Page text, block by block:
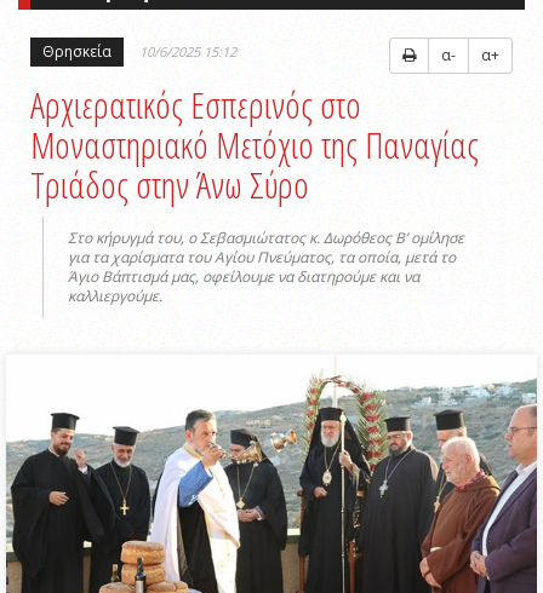
Θρησκεία 10/6/2025 15:12 α- α+
Αρχιερατικός Εσπερινός στο
Μοναστηριακό Μετόχιο της Παναγίας
Τριάδος στην Άνω Σύρο
Στο κήρυγμά του, ο Σεβασμιώτατος κ. Δωρόθεος Β’ ομίλησε
για τα χαρίσματα του Αγίου Πνεύματος, τα οποία, μετά το
Άγιο Βάπτισμά μας, οφείλουμε να διατηρούμε και να
καλλιεργούμε.